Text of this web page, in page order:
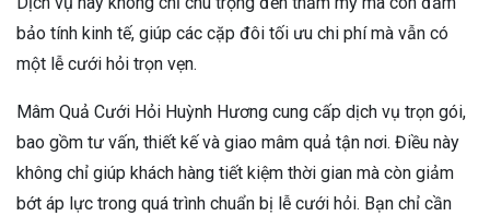
bảo tính kinh tế, giúp các cặp đôi tối ưu chi phí mà vẫn có
một lễ cưới hỏi trọn vẹn.
Mâm Quả Cưới Hỏi Huỳnh Hương cung cấp dịch vụ trọn gói,
bao gồm tư vấn, thiết kế và giao mâm quả tận nơi. Điều này
không chỉ giúp khách hàng tiết kiệm thời gian mà còn giảm
bớt áp lực trong quá trình chuẩn bị lễ cưới hỏi. Bạn chỉ cần